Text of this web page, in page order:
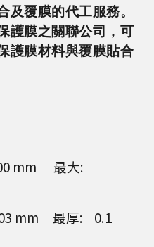
及覆膜的代工服務。
護膜之關聯公司，可
護膜材料與覆膜貼合
mm 最大:
mm 最厚: 0.1